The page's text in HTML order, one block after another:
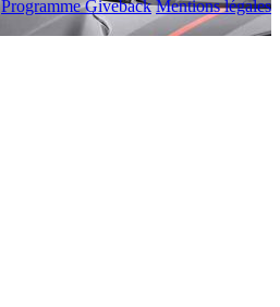
Programme Giveback Mentions légales